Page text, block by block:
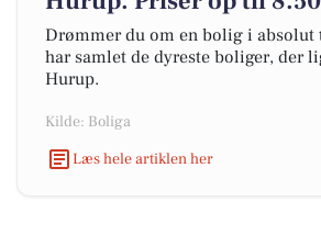
Drømmer du om en bolig i absolut
har samlet de dyreste boliger, der
Hurup.
Kilde: Boliga
Læs hele artiklen her